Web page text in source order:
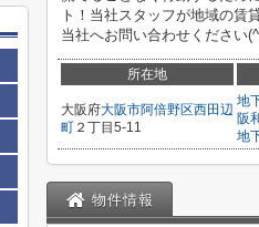
ト！当社スタッフが地域の賃
当社へお問い合わせください
所在地
大阪府大阪市阿倍野区西田辺
町 ２丁目5-11
地
阪
地
物件情報